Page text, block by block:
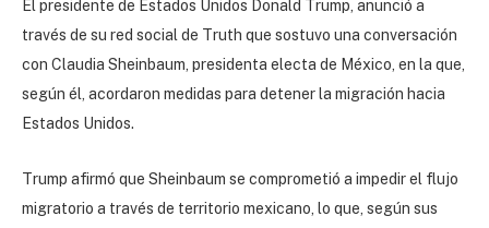
El presidente de Estados Unidos Donald Trump, anunció a
través de su red social de Truth que sostuvo una conversación
con Claudia Sheinbaum, presidenta electa de México, en la que,
según él, acordaron medidas para detener la migración hacia
Estados Unidos.
Trump afirmó que Sheinbaum se comprometió a impedir el flujo
migratorio a través de territorio mexicano, lo que, según sus